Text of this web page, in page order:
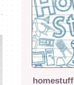
homestuff